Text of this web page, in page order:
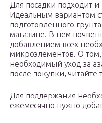
Для посадки подходит и
Идеальным вариантом
подготовленного
магазине. В нем
добавлением всех
микроэлементов. О том,
необходимый уход за
после покупки, читайте
Для поддержания
ежемесячно нужно